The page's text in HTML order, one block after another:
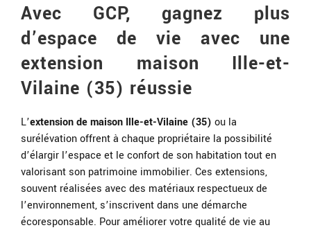
Avec GCP, gagnez plus
d’espace de vie avec une
extension maison Ille-et-
Vilaine (35) réussie
L’extension de maison Ille-et-Vilaine (35) ou la
surélévation offrent à chaque propriétaire la possibilité
d’élargir l’espace et le confort de son habitation tout en
valorisant son patrimoine immobilier. Ces extensions,
souvent réalisées avec des matériaux respectueux de
l’environnement, s’inscrivent dans une démarche
écoresponsable. Pour améliorer votre qualité de vie au